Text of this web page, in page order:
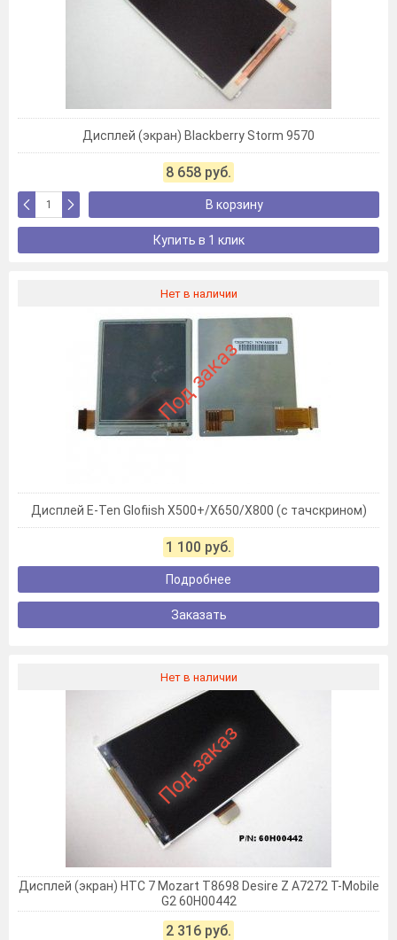
Дисплей (экран) Blackberry Storm 9570
8 658 руб.
В корзину
Купить в 1 клик
Нет в наличии
Под заказ
Дисплей E-Ten Glofiish X500+/X650/X800 (с тачскрином)
1 100 руб.
Подробнее
Заказать
Нет в наличии
Под заказ
Дисплей (экран) HTC 7 Mozart T8698 Desire Z A7272 T-Mobile
G2 60H00442
2 316 руб.